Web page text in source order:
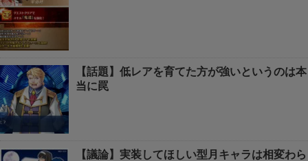
【話題】低レアを育てた方が強いというのは本
当に罠
【議論】実装してほしい型月キャラは相変わら